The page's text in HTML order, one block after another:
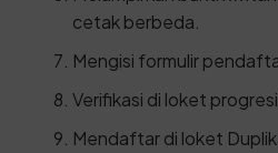
cetak berbeda.
Mengisi formulir
Verifikasi di loket
Mendaftar di loket